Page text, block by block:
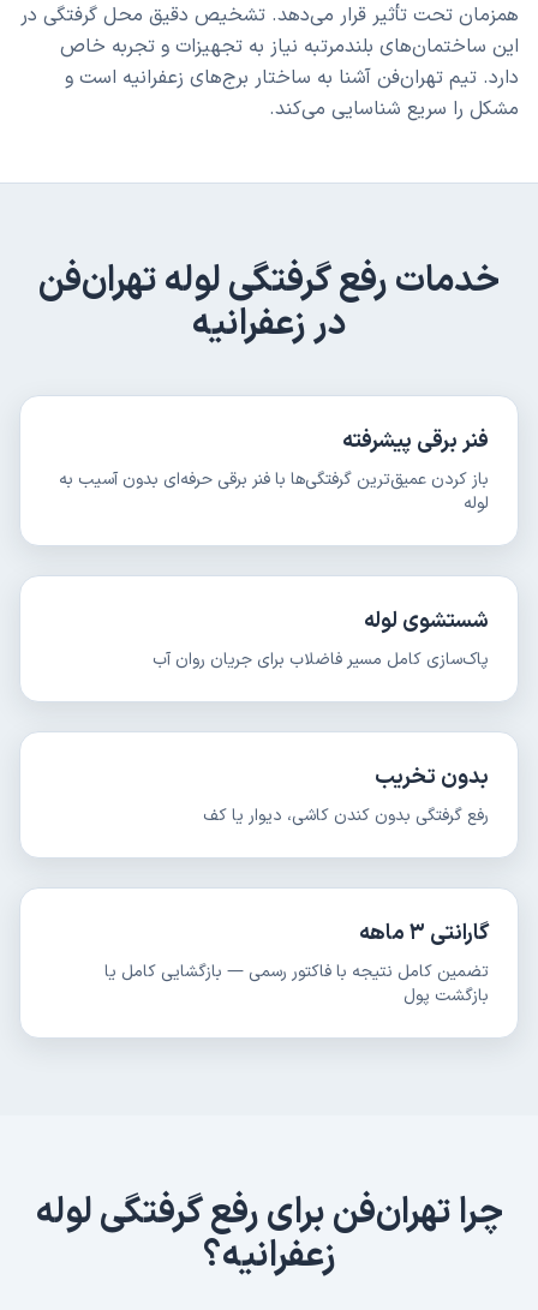
همزمان تحت تأثیر قرار می‌دهد. تشخیص دقیق محل گرفتگی در
این ساختمان‌های بلندمرتبه نیاز به تجهیزات و تجربه خاص
دارد. تیم تهران‌فن آشنا به ساختار برج‌های زعفرانیه است و
مشکل را سریع شناسایی می‌کند.
خدماترفع گرفتگی لولهتهران‌فن
درزعفرانیه
فنر برقی پیشرفته
باز کردن عمیق‌ترین گرفتگی‌ها با فنر برقی حرفه‌ای بدون آسیب به
لوله
شستشوی لوله
پاک‌سازی کامل مسیر فاضلاب برای جریان روان آب
بدون تخریب
رفع گرفتگی بدون کندن کاشی، دیوار یا کف
گارانتی ۳ ماهه
تضمین کامل نتیجه با فاکتور رسمی — بازگشایی کامل یا
بازگشت پول
چرا تهران‌فن برایرفع گرفتگی لوله
زعفرانیه؟